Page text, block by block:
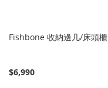
Fishbone 收納邊几/床頭櫃
$6,990